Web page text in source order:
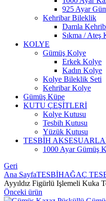
925 Ayar
Kehribar Bileklik
Damla
Sıkma /
KOLYE
Gümüş Kolye
Erkek Kolye
Kadın Kolye
Kolye Bileklik Seti
Kehribar Kolye
Gümüş Küpe
KUTU ÇEŞİTLERİ
Kolye Kutusu
Tesbih Kutusu
Yüzük Kutusu
TESBİH
1000 Ayar Gümüş
Geri
Ana SayfaTESBİHAĞAÇ
Ayyıldız Figürlü Işlemeli Kuka
Önceki ürün